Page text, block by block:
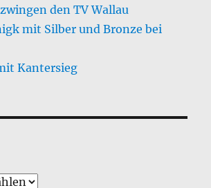
den TV Wallau
mit Silber und Bronze bei
Kantersieg